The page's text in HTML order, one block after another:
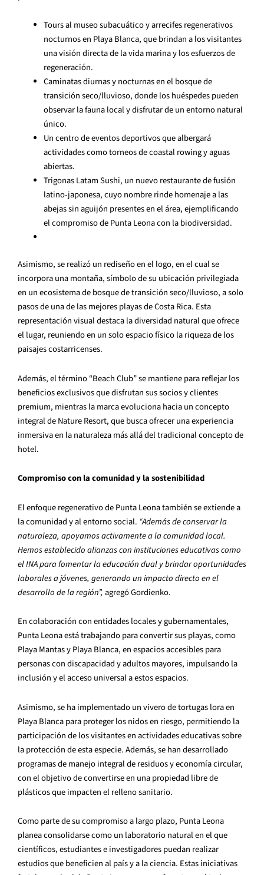
Tours al museo subacuático y arrecifes regenerativos
nocturnos en Playa Blanca, que brindan a los visitantes
una visión directa de la vida marina y los esfuerzos de
regeneración.
Caminatas diurnas y nocturnas en el bosque de
transición seco/lluvioso, donde los huéspedes pueden
observar la fauna local y disfrutar de un entorno natural
único.
Un centro de eventos deportivos que albergará
actividades como torneos de coastal rowing y aguas
abiertas.
Trigonas Latam Sushi, un nuevo restaurante de fusión
latino-japonesa, cuyo nombre rinde homenaje a las
abejas sin aguijón presentes en el área, ejemplificando
el compromiso de Punta Leona con la biodiversidad.
Asimismo, se realizó un rediseño en el logo, en el cual se
incorpora una montaña, símbolo de su ubicación privilegiada
en un ecosistema de bosque de transición seco/lluvioso, a solo
pasos de una de las mejores playas de Costa Rica. Esta
representación visual destaca la diversidad natural que ofrece
el lugar, reuniendo en un solo espacio físico la riqueza de los
paisajes costarricenses.
Además, el término “Beach Club” se mantiene para reflejar los
beneficios exclusivos que disfrutan sus socios y clientes
premium, mientras la marca evoluciona hacia un concepto
integral de Nature Resort, que busca ofrecer una experiencia
inmersiva en la naturaleza más allá del tradicional concepto de
hotel.
Compromiso con la comunidad y la sostenibilidad
El enfoque regenerativo de Punta Leona también se extiende a
la comunidad y al entorno social. “Además de conservar la
naturaleza, apoyamos activamente a la comunidad local.
Hemos establecido alianzas con instituciones educativas como
el INA para fomentar la educación dual y brindar oportunidades
laborales a jóvenes, generando un impacto directo en el
desarrollo de la región”, agregó Gordienko.
En colaboración con entidades locales y gubernamentales,
Punta Leona está trabajando para convertir sus playas, como
Playa Mantas y Playa Blanca, en espacios accesibles para
personas con discapacidad y adultos mayores, impulsando la
inclusión y el acceso universal a estos espacios.
Asimismo, se ha implementado un vivero de tortugas lora en
Playa Blanca para proteger los nidos en riesgo, permitiendo la
participación de los visitantes en actividades educativas sobre
la protección de esta especie. Además, se han desarrollado
programas de manejo integral de residuos y economía circular,
con el objetivo de convertirse en una propiedad libre de
plásticos que impacten el relleno sanitario.
Como parte de su compromiso a largo plazo, Punta Leona
planea consolidarse como un laboratorio natural en el que
científicos, estudiantes e investigadores puedan realizar
estudios que beneficien al país y a la ciencia. Estas iniciativas